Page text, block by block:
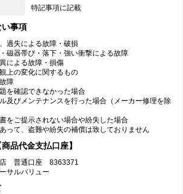
特記事項に記載
事項
過失による故障・破損
磁器帯び・落下・強い衝撃による故障
による故障・損傷
上の変化に関するもの
障
を確認できなかった場合
及びメンテナンスを行った場合（メーカー修理を除
をご提示されない場合や紛失した場合
って、盗難や紛失の補償は致しておりません
品代金支払口座】
普通口座 8363371
サルバリュー